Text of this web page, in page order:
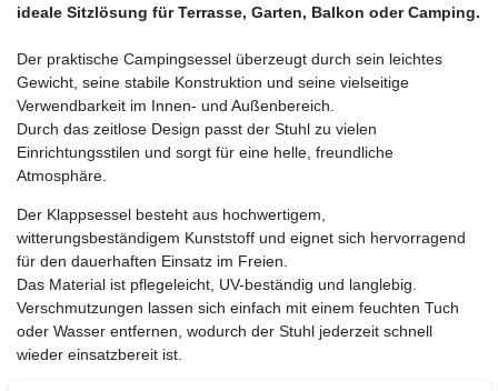
ideale Sitzlösung für Terrasse, Garten, Balkon oder Camping.
Der praktische Campingsessel überzeugt durch sein leichtes
Gewicht, seine stabile Konstruktion und seine vielseitige
Verwendbarkeit im Innen- und Außenbereich.
Durch das zeitlose Design passt der Stuhl zu vielen
Einrichtungsstilen und sorgt für eine helle, freundliche
Atmosphäre.
Der Klappsessel besteht aus hochwertigem,
witterungsbeständigem Kunststoff und eignet sich hervorragend
für den dauerhaften Einsatz im Freien.
Das Material ist pflegeleicht, UV-beständig und langlebig.
Verschmutzungen lassen sich einfach mit einem feuchten Tuch
oder Wasser entfernen, wodurch der Stuhl jederzeit schnell
wieder einsatzbereit ist.